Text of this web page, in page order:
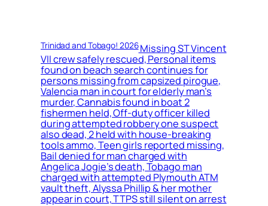
Trinidad and Tobago! 2026Missing ST Vincent
VII crew safely rescued, Personal items
found on beach search continues for
persons missing from capsized pirogue,
Valencia man in court for elderly man’s
murder, Cannabis found in boat 2
fishermen held, Off-duty officer killed
during attempted robbery one suspect
also dead, 2 held with house-breaking
tools ammo, Teen girls reported missing,
Bail denied for man charged with
Angelica Jogie’s death, Tobago man
charged with attempted Plymouth ATM
vault theft, Alyssa Phillip & her mother
appear in court, TTPS still silent on arrest